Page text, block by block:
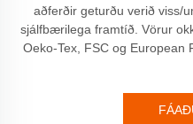
aðferðir geturðu verið viss/
sjálfbærilega framtíð. Vörur
Oeko-Tex, FSC og European